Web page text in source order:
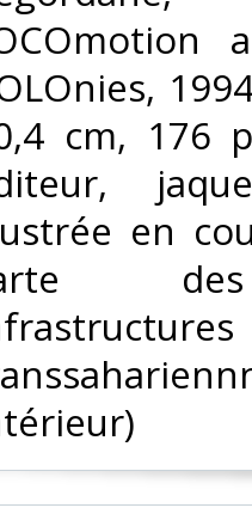
cm, 176
en